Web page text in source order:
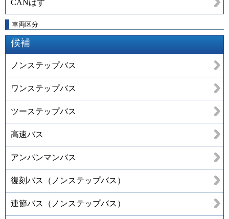
CANばす
車両区分
候補
ノンステップバス
ワンステップバス
ツーステップバス
高速バス
アンパンマンバス
復刻バス（ノンステップバス）
連節バス（ノンステップバス）